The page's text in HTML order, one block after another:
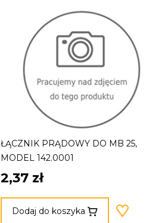
ŁĄCZNIK PRĄDOWY DO MB 25,
MODEL 142.0001
2,37 zł
Dodaj do koszyka